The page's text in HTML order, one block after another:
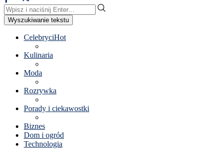
Wyszukiwanie tekstu
CelebryciHot
Kulinaria
Moda
Rozrywka
Porady i ciekawostki
Biznes
Dom i ogród
Technologia